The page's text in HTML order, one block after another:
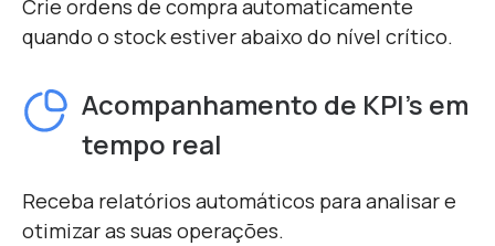
Crie ordens de compra automaticamente
quando o stock estiver abaixo do nível crítico.
Acompanhamento de KPI's em
tempo real
Receba relatórios automáticos para analisar e
otimizar as suas operações.